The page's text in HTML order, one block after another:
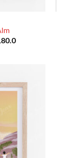
Preisspanne: